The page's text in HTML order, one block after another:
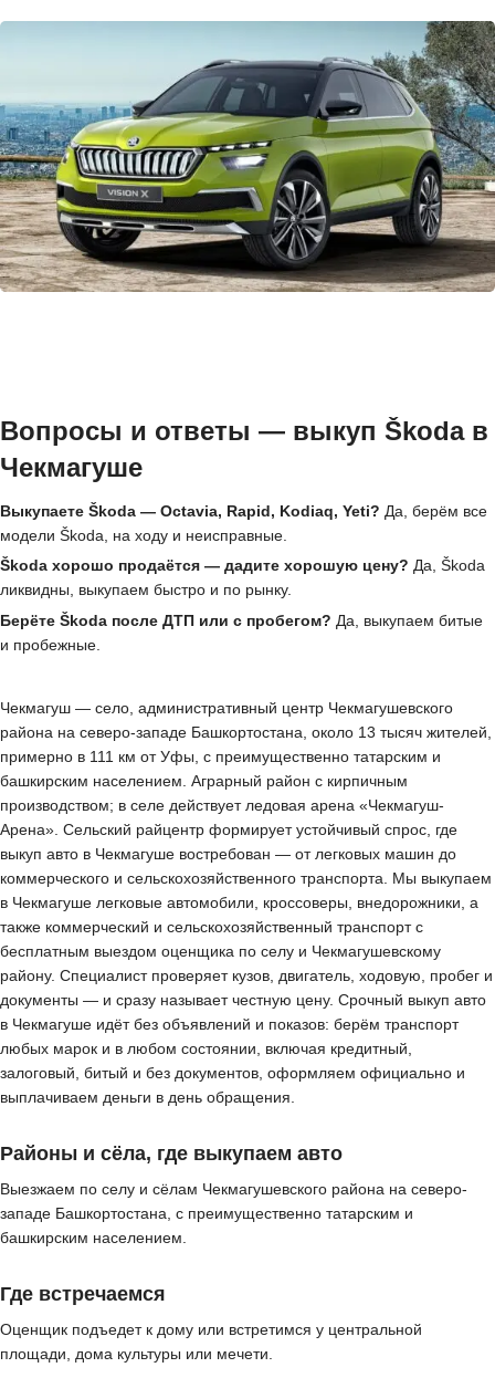
Вопросы и ответы — выкуп Škoda в
Чекмагуше
Выкупаете Škoda — Octavia, Rapid, Kodiaq, Yeti? Да, берём все
модели Škoda, на ходу и неисправные.
Škoda хорошо продаётся — дадите хорошую цену? Да, Škoda
ликвидны, выкупаем быстро и по рынку.
Берёте Škoda после ДТП или с пробегом? Да, выкупаем битые
и пробежные.
Чекмагуш — село, административный центр Чекмагушевского
района на северо-западе Башкортостана, около 13 тысяч жителей,
примерно в 111 км от Уфы, с преимущественно татарским и
башкирским населением. Аграрный район с кирпичным
производством; в селе действует ледовая арена «Чекмагуш-
Арена». Сельский райцентр формирует устойчивый спрос, где
выкуп авто в Чекмагуше востребован — от легковых машин до
коммерческого и сельскохозяйственного транспорта. Мы выкупаем
в Чекмагуше легковые автомобили, кроссоверы, внедорожники, а
также коммерческий и сельскохозяйственный транспорт с
бесплатным выездом оценщика по селу и Чекмагушевскому
району. Специалист проверяет кузов, двигатель, ходовую, пробег и
документы — и сразу называет честную цену. Срочный выкуп авто
в Чекмагуше идёт без объявлений и показов: берём транспорт
любых марок и в любом состоянии, включая кредитный,
залоговый, битый и без документов, оформляем официально и
выплачиваем деньги в день обращения.
Районы и сёла, где выкупаем авто
Выезжаем по селу и сёлам Чекмагушевского района на северо-
западе Башкортостана, с преимущественно татарским и
башкирским населением.
Где встречаемся
Оценщик подъедет к дому или встретимся у центральной
площади, дома культуры или мечети.